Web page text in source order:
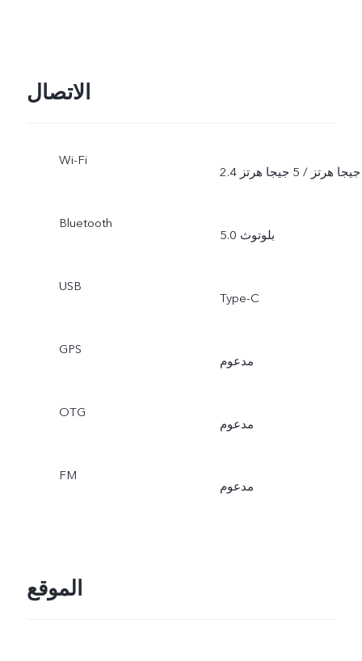
الاتصال
Wi-Fi
2.4 جيجا هرتز / 5 جيجا هرتز
Bluetooth
بلوتوث 5.0
USB
Type-C
GPS
مدعوم
OTG
مدعوم
FM
مدعوم
الموقع